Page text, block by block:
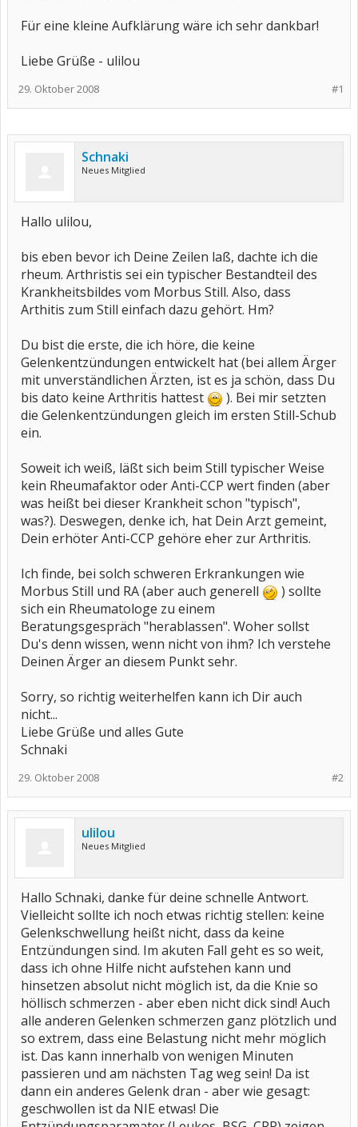
Für eine kleine Aufklärung wäre ich sehr dankbar!
Liebe Grüße - ulilou
#1
29. Oktober 2008
Schnaki
Neues Mitglied
Hallo ulilou,
bis eben bevor ich Deine Zeilen laß, dachte ich die
rheum. Arthristis sei ein typischer Bestandteil des
Krankheitsbildes vom Morbus Still. Also, dass
Arthitis zum Still einfach dazu gehört. Hm?
Du bist die erste, die ich höre, die keine
Gelenkentzündungen entwickelt hat (bei allem Ärger
mit unverständlichen Ärzten, ist es ja schön, dass Du
bis dato keine Arthritis hattest
). Bei mir setzten
die Gelenkentzündungen gleich im ersten Still-Schub
ein.
Soweit ich weiß, läßt sich beim Still typischer Weise
kein Rheumafaktor oder Anti-CCP wert finden (aber
was heißt bei dieser Krankheit schon "typisch",
was?). Deswegen, denke ich, hat Dein Arzt gemeint,
Dein erhöter Anti-CCP gehöre eher zur Arthritis.
Ich finde, bei solch schweren Erkrankungen wie
Morbus Still und RA (aber auch generell
) sollte
sich ein Rheumatologe zu einem
Beratungsgespräch "herablassen". Woher sollst
Du's denn wissen, wenn nicht von ihm? Ich verstehe
Deinen Ärger an diesem Punkt sehr.
Sorry, so richtig weiterhelfen kann ich Dir auch
nicht...
Liebe Grüße und alles Gute
Schnaki
#2
29. Oktober 2008
ulilou
Neues Mitglied
Hallo Schnaki, danke für deine schnelle Antwort.
Vielleicht sollte ich noch etwas richtig stellen: keine
Gelenkschwellung heißt nicht, dass da keine
Entzündungen sind. Im akuten Fall geht es so weit,
dass ich ohne Hilfe nicht aufstehen kann und
hinsetzen absolut nicht möglich ist, da die Knie so
höllisch schmerzen - aber eben nicht dick sind! Auch
alle anderen Gelenken schmerzen ganz plötzlich und
so extrem, dass eine Belastung nicht mehr möglich
ist. Das kann innerhalb von wenigen Minuten
passieren und am nächsten Tag weg sein! Da ist
dann ein anderes Gelenk dran - aber wie gesagt:
geschwollen ist da NIE etwas! Die